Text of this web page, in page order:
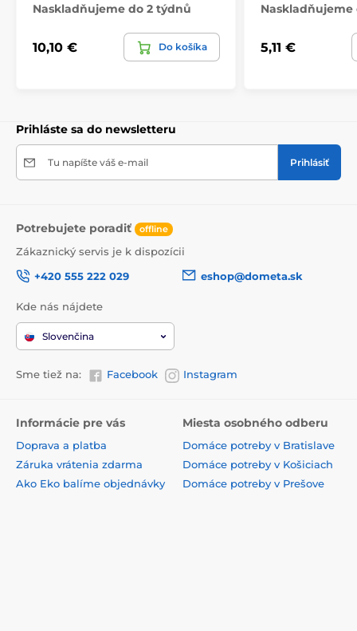
Naskladňujeme do 2 týdnů
10,10 € Do košíka
Naskladňujeme
5,11 €
Prihláste sa do newsletteru
Tu napíšte váš e-mail Prihlásiť
Potrebujete poradiť offline
Zákaznický servis je k dispozícii
+420 555 222 029
eshop@dometa.sk
Kde nás nájdete
Slovenčina
Sme tiež na: Facebook Instagram
Informácie pre vás
Doprava a platba
Záruka vrátenia zdarma
Ako Eko balíme objednávky
Miesta osobného odberu
Domáce potreby v Bratislave
Domáce potreby v Košiciach
Domáce potreby v Prešove